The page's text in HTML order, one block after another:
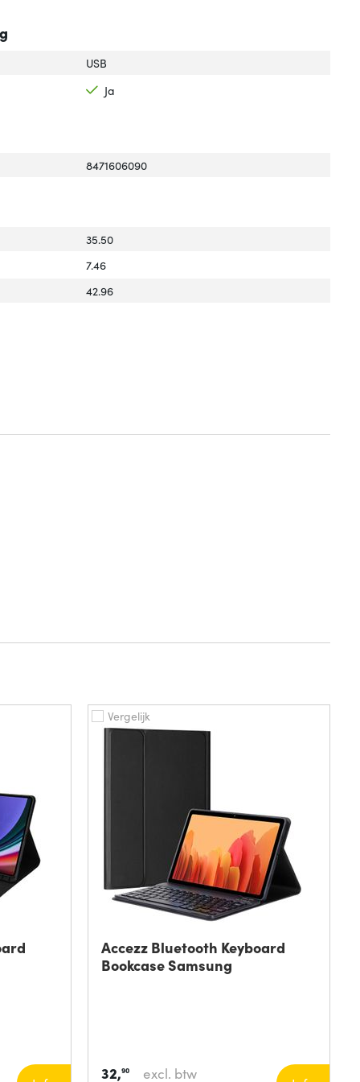
USB
Ja
8471606090
35.50
7.46
42.96
Vergelijk
Accezz Bluetooth Keyboard
Bookcase Samsung
32,90 excl. btw